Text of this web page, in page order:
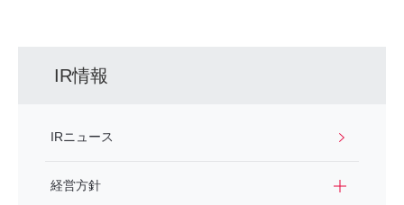
IR情報
IRニュース
経営方針